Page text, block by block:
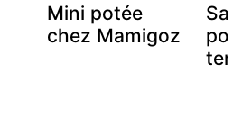
Mini potée
chez Mamigoz